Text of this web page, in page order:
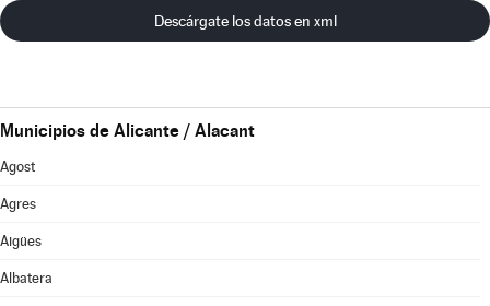
Descárgate los datos en xml
Municipios de Alicante / Alacant
Agost
Agres
Aigües
Albatera